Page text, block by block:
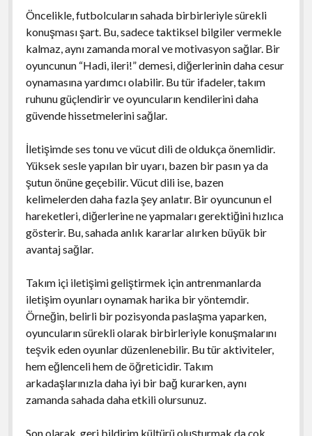
Öncelikle, futbolcuların sahada birbirleriyle sürekli
konuşması şart. Bu, sadece taktiksel bilgiler vermekle
kalmaz, aynı zamanda moral ve motivasyon sağlar. Bir
oyuncunun “Hadi, ileri!” demesi, diğerlerinin daha cesur
oynamasına yardımcı olabilir. Bu tür ifadeler, takım
ruhunu güçlendirir ve oyuncuların kendilerini daha
güvende hissetmelerini sağlar.
İletişimde ses tonu ve vücut dili de oldukça önemlidir.
Yüksek sesle yapılan bir uyarı, bazen bir pasın ya da
şutun önüne geçebilir. Vücut dili ise, bazen
kelimelerden daha fazla şey anlatır. Bir oyuncunun el
hareketleri, diğerlerine ne yapmaları gerektiğini hızlıca
gösterir. Bu, sahada anlık kararlar alırken büyük bir
avantaj sağlar.
Takım içi iletişimi geliştirmek için antrenmanlarda
iletişim oyunları oynamak harika bir yöntemdir.
Örneğin, belirli bir pozisyonda paslaşma yaparken,
oyuncuların sürekli olarak birbirleriyle konuşmalarını
teşvik eden oyunlar düzenlenebilir. Bu tür aktiviteler,
hem eğlenceli hem de öğreticidir. Takım
arkadaşlarınızla daha iyi bir bağ kurarken, aynı
zamanda sahada daha etkili olursunuz.
Son olarak, geri bildirim kültürü oluşturmak da çok